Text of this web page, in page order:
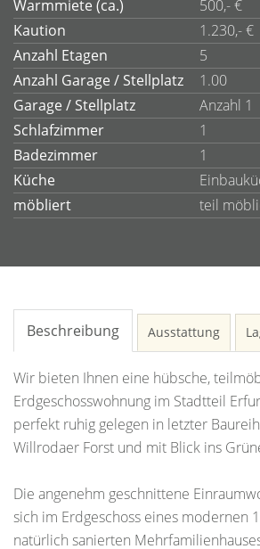
Warmmiete (ca.)
500,- €
Kaution
1.230,- €
Anzahl Etagen
5
Anzahl Garage / Stellplatz
1.00
Garage / Stellplatz
Anzahl 1
Schlafzimmer
1
Badezimmer
1
Küche
möbliert
teil
Beschreibung Ausstattung
Wir bieten Ihnen eine hübsche,
Erdgeschosswohnung im Stadtteil
perfekt ruhig gelegen in letzter
Willrodaer Forst und mit Blick ins
Die angenehm geschnittene
sich im Erdgeschoss eines modernen
natürlich sanierten